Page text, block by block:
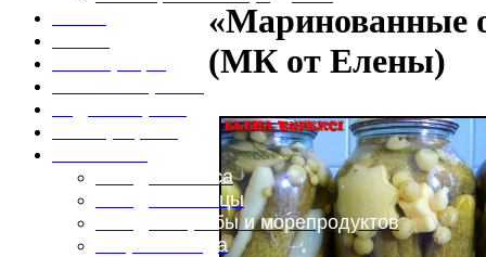
Блюда из мяса
Блюда из птицы
Блюда из рыбы и морепродуктов
Вторые блюда
«Маринованные
(МК от Елены)